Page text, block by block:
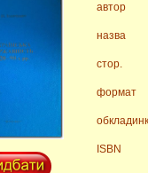
автор
назва
стор.
формат
ISBN